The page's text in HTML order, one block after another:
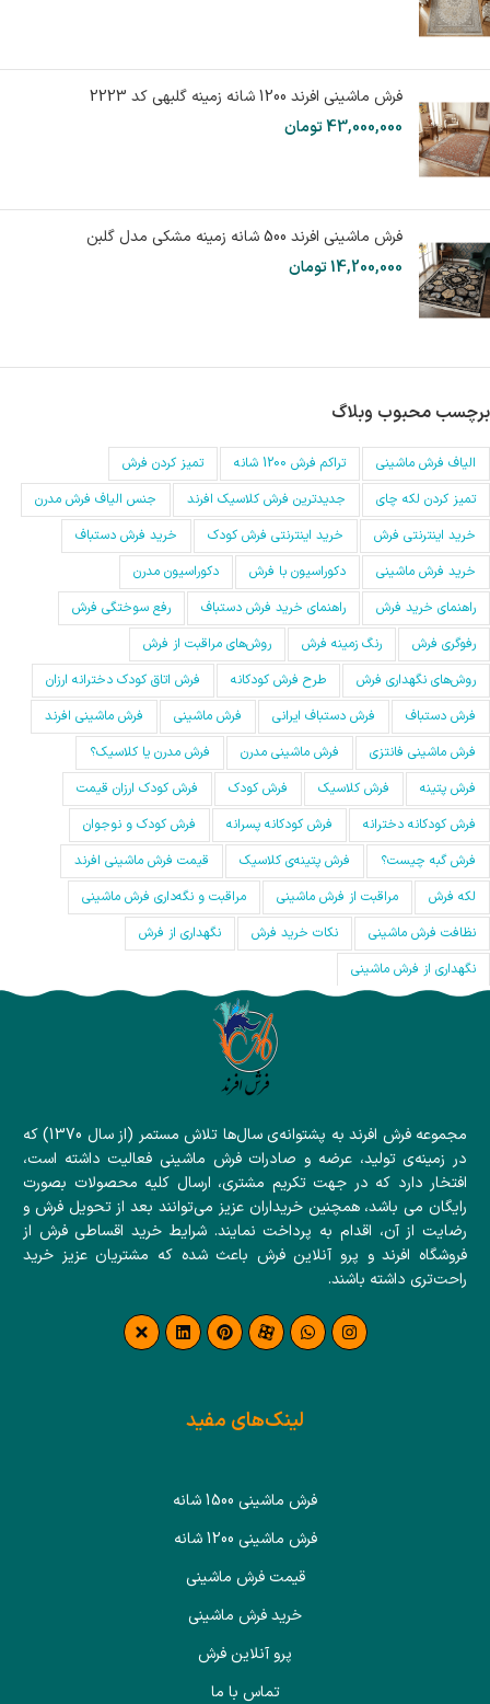
فرش ماشینی افرند 1200 شانه زمینه گلبهی کد 2223
43,000,000تومان
فرش ماشینی افرند 500 شانه زمینه مشکی مدل گلبن
14,200,000تومان
برچسب محبوب وبلاگ
الیاف فرش ماشینی تراکم فرش 1200 شانه
تمیز کردن فرش
تمیز کردن لکه چای
جدیدترین فرش کلاسیک افرند
جنس الیاف فرش مدرن
خرید اینترنتی فرش
خرید اینترنتی فرش کودک
خرید فرش دستباف
خرید فرش ماشینی
دکوراسیون با فرش
دکوراسیون مدرن
راهنمای خرید فرش
راهنمای خرید فرش دستباف
رفع سوختگی فرش
رفوگری فرش
رنگ زمینه فرش
روش‌های مراقبت از فرش
روش‌های نگهداری فرش
طرح فرش کودکانه
فرش اتاق کودک دخترانه ارزان
فرش دستباف
فرش دستباف ایرانی فرش ماشینی
فرش ماشینی افرند
فرش ماشینی فانتزی
فرش ماشینی مدرن
فرش مدرن یا کلاسیک؟
فرش پتینه
فرش کلاسیک فرش کودک
فرش کودک ارزان قیمت
فرش کودکانه دخترانه
فرش کودکانه پسرانه
فرش کودک و نوجوان
فرش گبه چیست؟
فرش‌ پتینه‌ی کلاسیک
قیمت فرش ماشینی افرند
لکه فرش
مراقبت از فرش ماشینی
مراقبت و نگه‌داری فرش ماشینی
نظافت فرش ماشینی
نکات خرید فرش
نگهداری از فرش
نگهداری از فرش ماشینی
مجموعه فرش افرند به پشتوانه‌ی سال‌ها تلاش مستمر (از سال 1370) که
در زمینه‌ی تولید، عرضه و صادرات فرش ماشینی فعالیت داشته است،
افتخار دارد که در جهت تکریم مشتری، ارسال کلیه محصولات بصورت
رایگان می باشد، همچنین خریداران عزیز می‌توانند بعد از تحویل فرش و
رضایت از آن، اقدام به پرداخت نمایند. شرایط خرید اقساطی فرش از
فروشگاه افرند و پرو آنلاین فرش باعث شده که مشتریان عزیز خرید
راحت‌تری داشته باشند.
لینک‌های مفید
فرش ماشینی 1500 شانه
فرش ماشینی 1200 شانه
قیمت فرش ماشینی
خرید فرش ماشینی
پرو آنلاین فرش
تماس با ما